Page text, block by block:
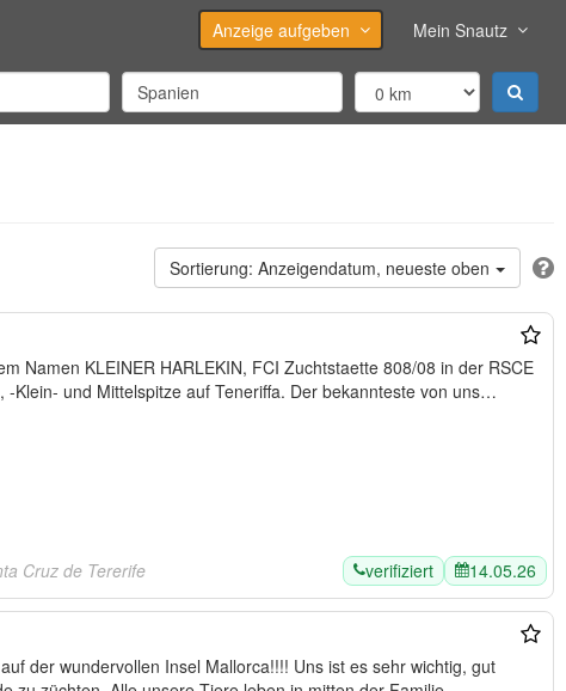
Anzeige aufgeben Mein Snautz
Anzeigendatum, neueste oben
KLEINER HARLEKIN, FCI Zuchtstaette 808/08 in der RSCE
und der FCE erfolgreich Zwerg, -Klein- und Mittelspitze auf Teneriffa. Der bekannteste von uns…
Cruz de Tererife verifiziert 14.05.26